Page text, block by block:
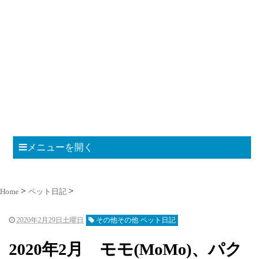
メニューを開く
Home ペット日記
2020年2月29日土曜日 その他その他 ペット日記
2020年2月 モモ(MoMo)、パク